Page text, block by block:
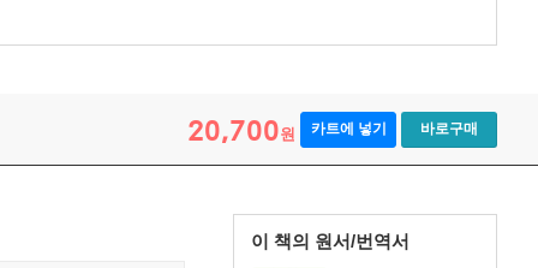
20,700원 카트에 넣기 바로구매
이 책의 원서/번역서